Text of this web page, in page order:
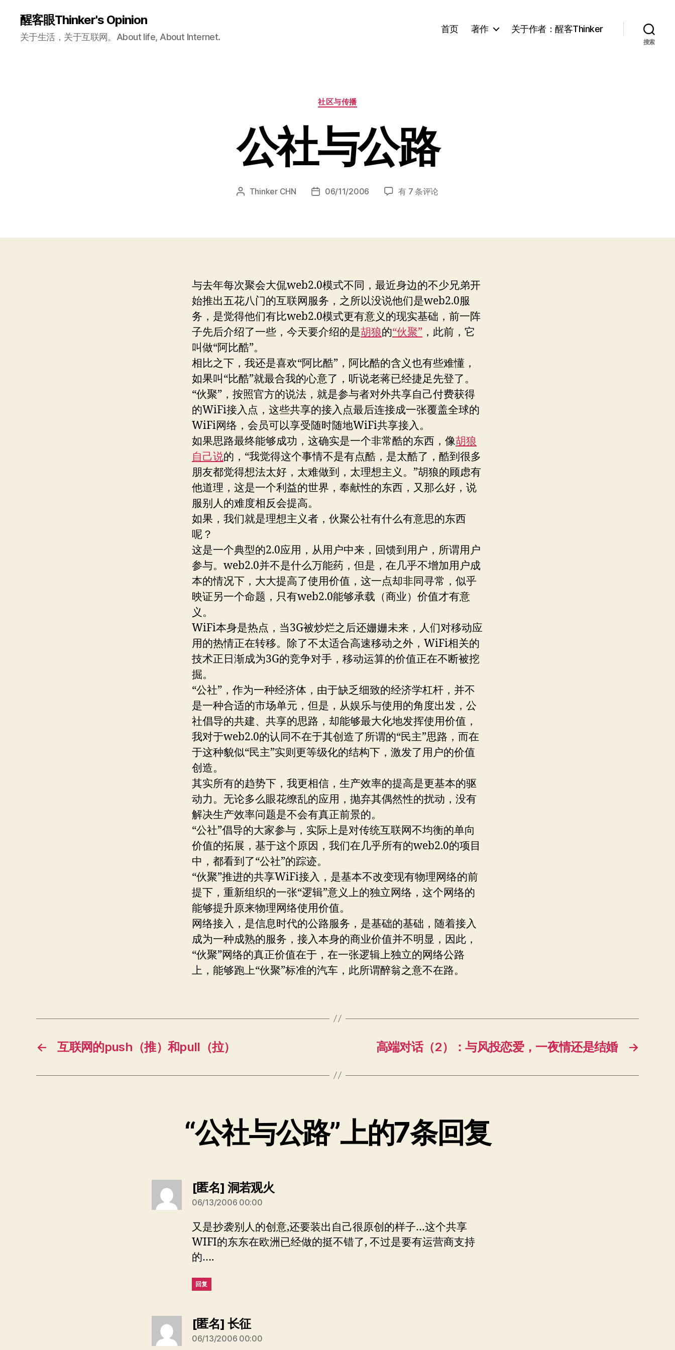
醒客眼Thinker's Opinion
关于生活，关于互联网。About life, About Internet.
首页 著作 关于作者：醒客Thinker
搜索
分
类
社区与传播
公社与公路
文 Thinker CHN
发 06/11/2006
公
路
有 7 条评论
与去年每次聚会大侃web2.0模式不同，最近身边的不少兄弟开
始推出五花八门的互联网服务，之所以没说他们是web2.0服
务，是觉得他们有比web2.0模式更有意义的现实基础，前一阵
子先后介绍了一些，今天要介绍的是胡狼的“伙聚” ，此前，它
叫做“阿比酷”。
相比之下，我还是喜欢“阿比酷”，阿比酷的含义也有些难懂，
如果叫“比酷”就最合我的心意了，听说老蒋已经捷足先登了。
“伙聚”，按照官方的说法，就是参与者对外共享自己付费获得
的WiFi接入点，这些共享的接入点最后连接成一张覆盖全球的
WiFi网络，会员可以享受随时随地WiFi共享接入。
如果思路最终能够成功，这确实是一个非常酷的东西，像胡狼
自己说的，“我觉得这个事情不是有点酷，是太酷了，酷到很多
朋友都觉得想法太好，太难做到，太理想主义。”胡狼的顾虑有
他道理，这是一个利益的世界，奉献性的东西，又那么好，说
服别人的难度相反会提高。
如果，我们就是理想主义者，伙聚公社有什么有意思的东西
呢？
这是一个典型的2.0应用，从用户中来，回馈到用户，所谓用户
参与。web2.0并不是什么万能药，但是，在几乎不增加用户成
本的情况下，大大提高了使用价值，这一点却非同寻常，似乎
映证另一个命题，只有web2.0能够承载（商业）价值才有意
义。
WiFi本身是热点，当3G被炒烂之后还姗姗未来，人们对移动应
用的热情正在转移。除了不太适合高速移动之外，WiFi相关的
技术正日渐成为3G的竞争对手，移动运算的价值正在不断被挖
掘。
“公社”，作为一种经济体，由于缺乏细致的经济学杠杆，并不
是一种合适的市场单元，但是，从娱乐与使用的角度出发，公
社倡导的共建、共享的思路，却能够最大化地发挥使用价值，
我对于web2.0的认同不在于其创造了所谓的“民主”思路，而在
于这种貌似“民主”实则更等级化的结构下，激发了用户的价值
创造。
其实所有的趋势下，我更相信，生产效率的提高是更基本的驱
动力。无论多么眼花缭乱的应用，抛弃其偶然性的扰动，没有
解决生产效率问题是不会有真正前景的。
“公社”倡导的大家参与，实际上是对传统互联网不均衡的单向
价值的拓展，基于这个原因，我们在几乎所有的web2.0的项目
中，都看到了“公社”的踪迹。
“伙聚”推进的共享WiFi接入，是基本不改变现有物理网络的前
提下，重新组织的一张“逻辑”意义上的独立网络，这个网络的
能够提升原来物理网络使用价值。
网络接入，是信息时代的公路服务，是基础的基础，随着接入
成为一种成熟的服务，接入本身的商业价值并不明显，因此，
“伙聚”网络的真正价值在于，在一张逻辑上独立的网络公路
上，能够跑上“伙聚”标准的汽车，此所谓醉翁之意不在路。
← 互联网的push（推）和pull（拉） →
高端对话（2）：与风投恋爱，一夜情还是结婚
“公社与公路”上的7条回复
[匿名] 洞若观火
06/13/2006 00:00
又是抄袭别人的创意,还要装出自己很原创的样子…这个共享
WIFI的东东在欧洲已经做的挺不错了, 不过是要有运营商支持
的….
回复
[匿名] 长征说：
06/13/2006 00:00